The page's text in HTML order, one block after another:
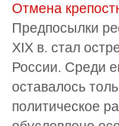
Отмена
Предпосылки
XIX в. стал
России. Среди
оставалось
политическое